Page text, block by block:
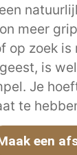
meer
op zoek is
is
Je
te
een